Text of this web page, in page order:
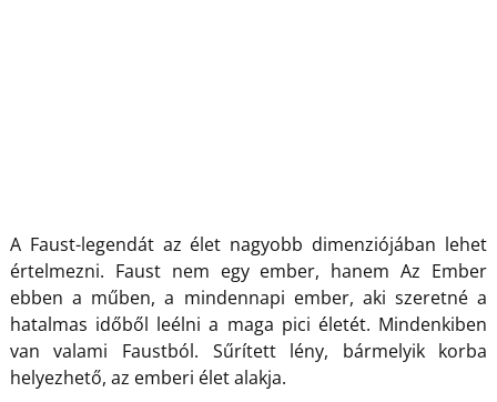
A Faust-legendát az élet nagyobb dimenziójában lehet
értelmezni. Faust nem egy ember, hanem Az Ember
ebben a műben, a mindennapi ember, aki szeretné a
hatalmas időből leélni a maga pici életét. Mindenkiben
van valami Faustból. Sűrített lény, bármelyik korba
helyezhető, az emberi élet alakja.